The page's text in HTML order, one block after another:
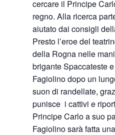
cercare il Principe
regno. Alla ricerca
aiutato dai consigli
Presto l’eroe del
della Rogna nelle
brigante Spaccateste
Fagiolino dopo un
suon di randellate,
punisce i cattivi e
Principe Carlo a suo
Fagiolino sarà fatta